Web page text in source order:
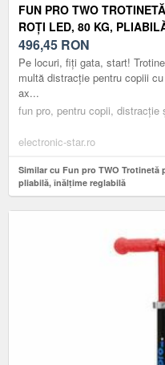
FUN PRO TWO
ROȚI LED, 80 KG,
496,45 RON
Pe locuri, fiți gata, start!
multă distracție pentru copiii
ax...
fun pro, pentru copii, distracție
electronic-star.ro
Similar cu Fun pro TWO Trotinetă
pliabilă, înălțime reglabilă